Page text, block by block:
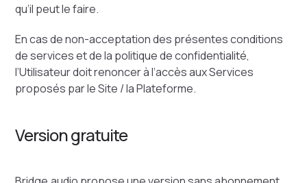
qu’il peut le faire.
En cas de non-acceptation des présentes conditions
de services et de la politique de confidentialité,
l’Utilisateur doit renoncer à l’accès aux Services
proposés par le Site / la Plateforme.
Version gratuite